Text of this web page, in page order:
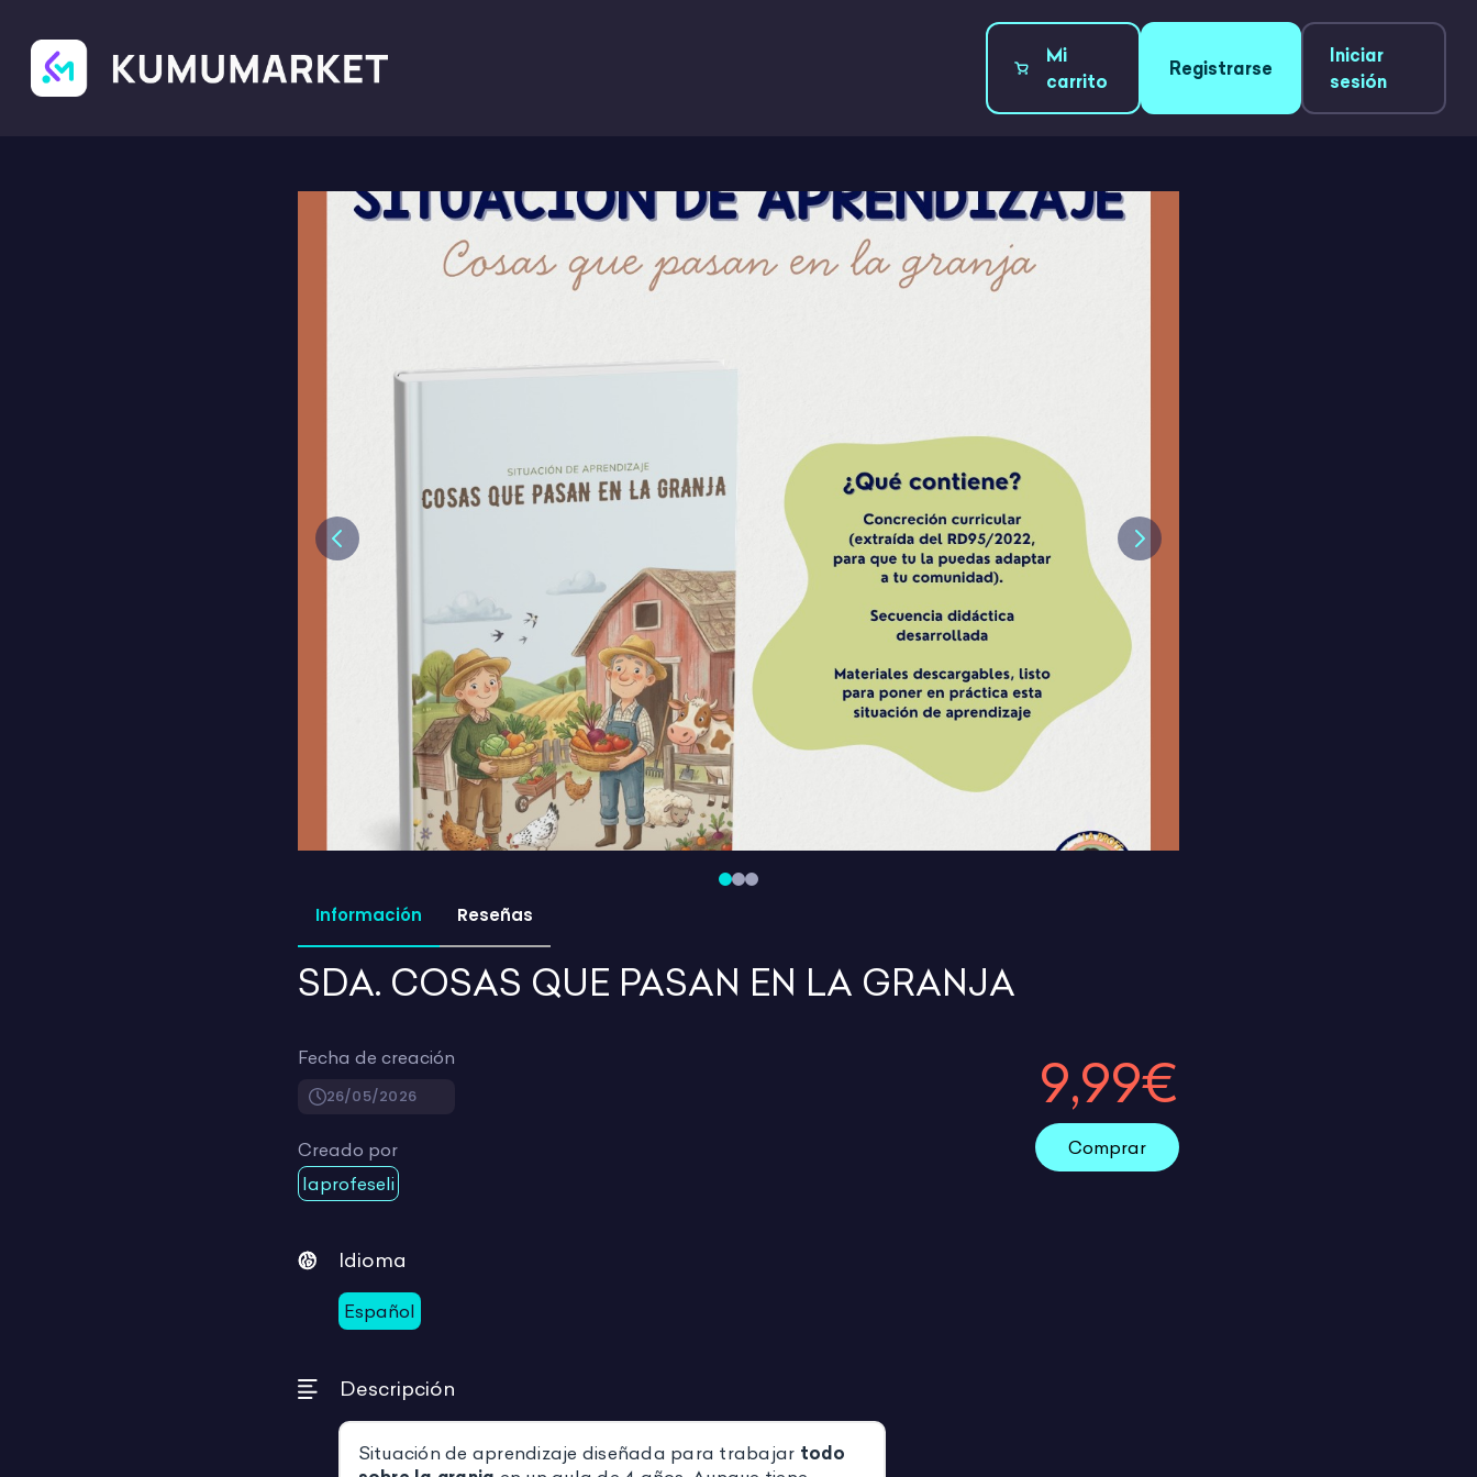
Mi
carrito
Registrarse
Iniciar
sesión
Previous Next
Información Reseñas
SDA. COSAS QUE PASAN EN LA GRANJA
Fecha de creación
26/05/2026
Creado por
laprofeseli
Idioma
Español
Descripción
Situación de aprendizaje diseñada para trabajar todo
9,99€
Comprar